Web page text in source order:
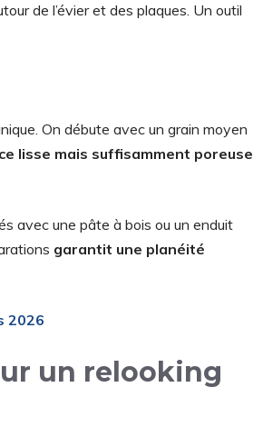
de l’évier et des plaques. Un outil
On débute avec un grain moyen
lisse mais suffisamment poreuse
avec une pâte à bois ou un enduit
garantit une planéité
2026
un relooking